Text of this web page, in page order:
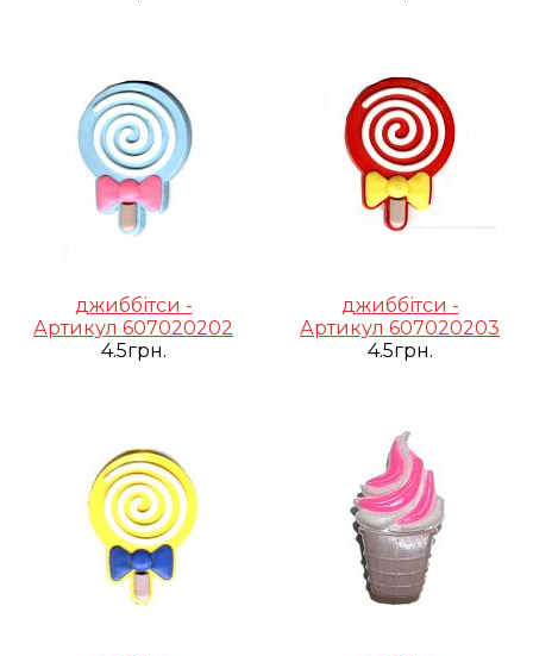
джиббітси -
Артикул 607020202
4.5грн.
джиббітси -
Артикул 607020203
4.5грн.